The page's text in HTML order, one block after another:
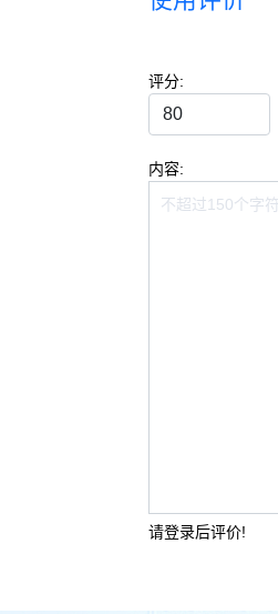
评分:
内容:
请登录后评价!